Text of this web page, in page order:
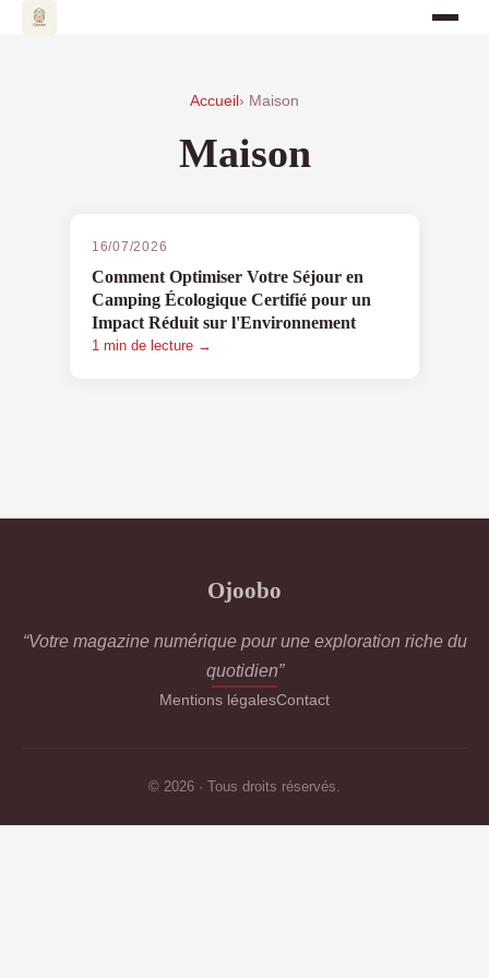
Accueil › Maison
Maison
16/07/2026
Comment Optimiser Votre Séjour en
Camping Écologique Certifié pour un
Impact Réduit sur l'Environnement
1 min de lecture →
Ojoobo
“Votre magazine numérique pour une exploration riche du
quotidien”
Mentions légalesContact
© 2026 · Tous droits réservés.